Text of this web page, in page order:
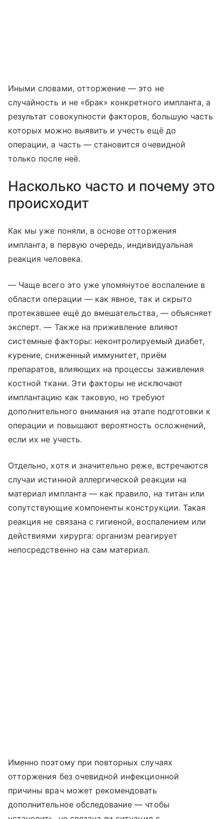
Иными словами, отторжение — это не
случайность и не «брак» конкретного импланта, а
результат совокупности факторов, большую часть
которых можно выявить и учесть ещё до
операции, а часть — становится очевидной
только после неё.
Насколько часто и почему это
происходит
Как мы уже поняли, в основе отторжения
импланта, в первую очередь, индивидуальная
реакция человека.
— Чаще всего это уже упомянутое воспаление в
области операции — как явное, так и скрыто
протекавшее ещё до вмешательства, — объясняет
эксперт. — Также на приживление влияют
системные факторы: неконтролируемый диабет,
курение, сниженный иммунитет, приём
препаратов, влияющих на процессы заживления
костной ткани. Эти факторы не исключают
имплантацию как таковую, но требуют
дополнительного внимания на этапе подготовки к
операции и повышают вероятность осложнений,
если их не учесть.
Отдельно, хотя и значительно реже, встречаются
случаи истинной аллергической реакции на
материал импланта — как правило, на титан или
сопутствующие компоненты конструкции. Такая
реакция не связана с гигиеной, воспалением или
действиями хирурга: организм реагирует
непосредственно на сам материал.
Именно поэтому при повторных случаях
отторжения без очевидной инфекционной
причины врач может рекомендовать
дополнительное обследование — чтобы